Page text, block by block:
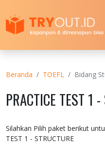
Beranda TOEFL Bidang
PRACTICE TEST 1
Silahkan Pilih paket berikut
TEST 1 - STRUCTURE